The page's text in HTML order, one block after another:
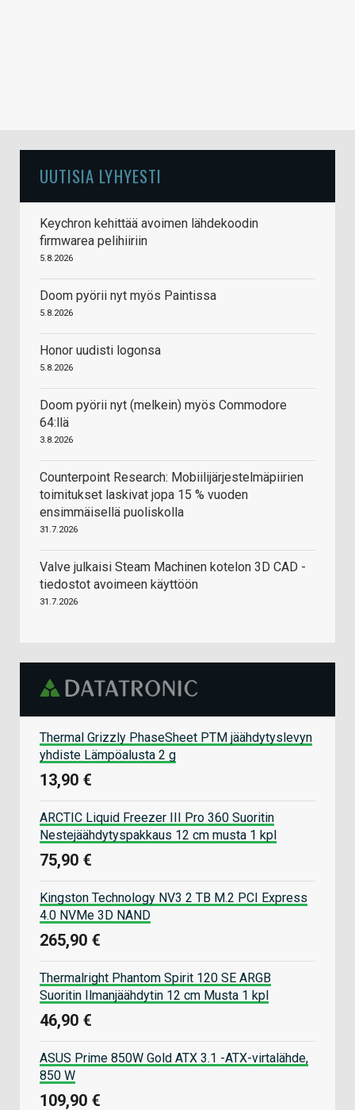
UUTISIA LYHYESTI
Keychron kehittää avoimen lähdekoodin
firmwarea pelihiiriin
5.8.2026
Doom pyörii nyt myös Paintissa
5.8.2026
Honor uudisti logonsa
5.8.2026
Doom pyörii nyt (melkein) myös Commodore
64:llä
3.8.2026
Counterpoint Research: Mobiilijärjestelmäpiirien
toimitukset laskivat jopa 15 % vuoden
ensimmäisellä puoliskolla
31.7.2026
Valve julkaisi Steam Machinen kotelon 3D CAD -
tiedostot avoimeen käyttöön
31.7.2026
Thermal Grizzly PhaseSheet PTM jäähdytyslevyn
yhdiste Lämpöalusta 2 g
13,90 €
ARCTIC Liquid Freezer III Pro 360 Suoritin
Nestejäähdytyspakkaus 12 cm musta 1 kpl
75,90 €
Kingston Technology NV3 2 TB M.2 PCI Express
4.0 NVMe 3D NAND
265,90 €
Thermalright Phantom Spirit 120 SE ARGB
Suoritin Ilmanjäähdytin 12 cm Musta 1 kpl
46,90 €
ASUS Prime 850W Gold ATX 3.1 -ATX-virtalähde,
850 W
109,90 €